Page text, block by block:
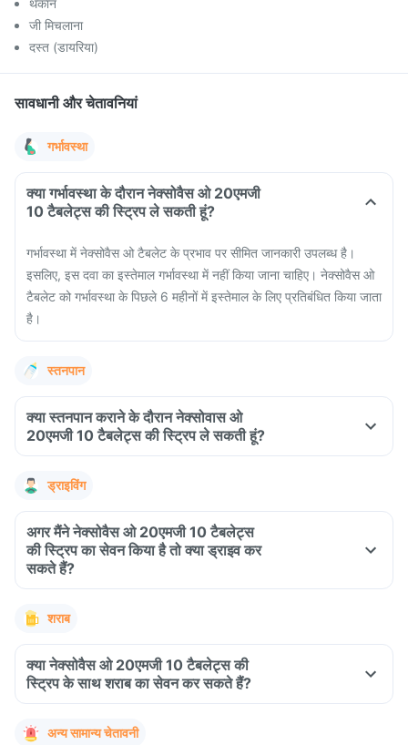
थकान
जी मिचलाना
दस्त (डायरिया)
सावधानी और चेतावनियां
गर्भावस्था
क्या गर्भावस्था के दौरान नेक्सोवैस ओ 20एमजी
10 टैबलेट्स की स्ट्रिप ले सकती हूं?
गर्भावस्था में नेक्सोवैस ओ टैबलेट के प्रभाव पर सीमित जानकारी उपलब्ध है।
इसलिए, इस दवा का इस्तेमाल गर्भावस्था में नहीं किया जाना चाहिए। नेक्सोवैस ओ
टैबलेट को गर्भावस्था के पिछले 6 महीनों में इस्तेमाल के लिए प्रतिबंधित किया जाता
है।
स्तनपान
क्या स्तनपान कराने के दौरान नेक्सोवास ओ
20एमजी 10 टैबलेट्स की स्ट्रिप ले सकती हूं?
ड्राइविंग
अगर मैंने नेक्सोवैस ओ 20एमजी 10 टैबलेट्स
की स्ट्रिप का सेवन किया है तो क्या ड्राइव कर
सकते हैं?
शराब
क्या नेक्सोवैस ओ 20एमजी 10 टैबलेट्स की
स्ट्रिप के साथ शराब का सेवन कर सकते हैं?
अन्य सामान्य चेतावनी